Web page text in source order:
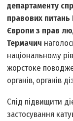
департаменту
правових
Європи з прав
Термачич
національному
жорстоке
органів, органів
Слід підвищити
застосування